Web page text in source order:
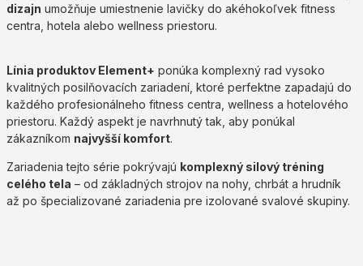
dizajn umožňuje umiestnenie lavičky do akéhokoľvek fitness
centra, hotela alebo wellness priestoru.
Línia produktov Element+ ponúka komplexný rad vysoko
kvalitných posilňovacích zariadení, ktoré perfektne zapadajú do
každého profesionálneho fitness centra, wellness a hotelového
priestoru. Každý aspekt je navrhnutý tak, aby ponúkal
zákazníkom najvyšší komfort.
Zariadenia tejto série pokrývajú komplexný silový tréning
celého tela – od základných strojov na nohy, chrbát a hrudník
až po špecializované zariadenia pre izolované svalové skupiny.